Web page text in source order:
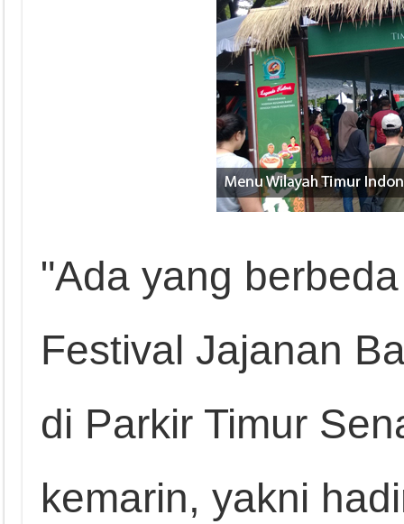
"Ada yang
Festival Jajanan
di Parkir Timur
kemarin, yakni